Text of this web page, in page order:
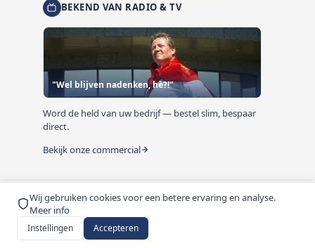
Wij gebruiken cookies voor een betere ervaring en analyse.
Meer info
Instellingen Accepteren
BEKEND VAN RADIO & TV
"Wel blijven nadenken, hè?!"
Word de held van uw bedrijf — bestel slim, bespaar
direct.
Bekijk onze commercial
© 1999-2026 Beat-it.nl. Vermelde prijzen zijn excl. BTW
tenzij anders vermeld.